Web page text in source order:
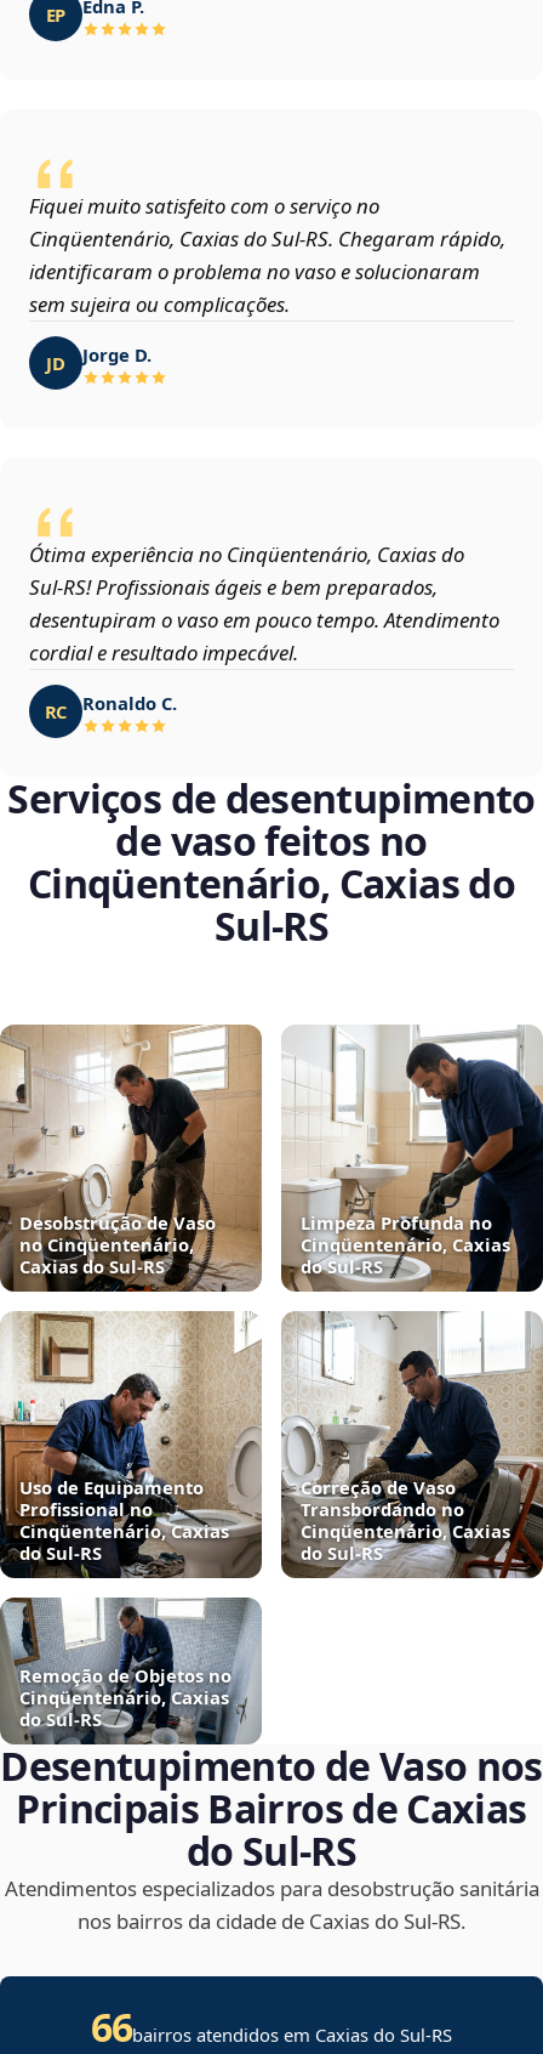
EP Edna P.
Fiquei muito satisfeito com o serviço no
Cinqüentenário, Caxias do Sul‑RS. Chegaram rápido,
identificaram o problema no vaso e solucionaram
sem sujeira ou complicações.
JD Jorge D.
Ótima experiência no Cinqüentenário, Caxias do
Sul‑RS! Profissionais ágeis e bem preparados,
desentupiram o vaso em pouco tempo. Atendimento
cordial e resultado impecável.
RC Ronaldo C.
Serviços de desentupimento
de vaso feitos no
Cinqüentenário, Caxias do
Sul‑RS
Desobstrução de Vaso
no Cinqüentenário,
Caxias do Sul‑RS
Limpeza Profunda no
Cinqüentenário, Caxias
do Sul‑RS
Uso de Equipamento
Profissional no
Cinqüentenário, Caxias
do Sul‑RS
Correção de Vaso
Transbordando no
Cinqüentenário, Caxias
do Sul‑RS
Remoção de Objetos no
Cinqüentenário, Caxias
do Sul‑RS
Desentupimento de Vaso nos
Principais Bairros de Caxias
do Sul‑RS
Atendimentos especializados para desobstrução sanitária
nos bairros da cidade de Caxias do Sul‑RS.
66bairros atendidos em Caxias do Sul-RS